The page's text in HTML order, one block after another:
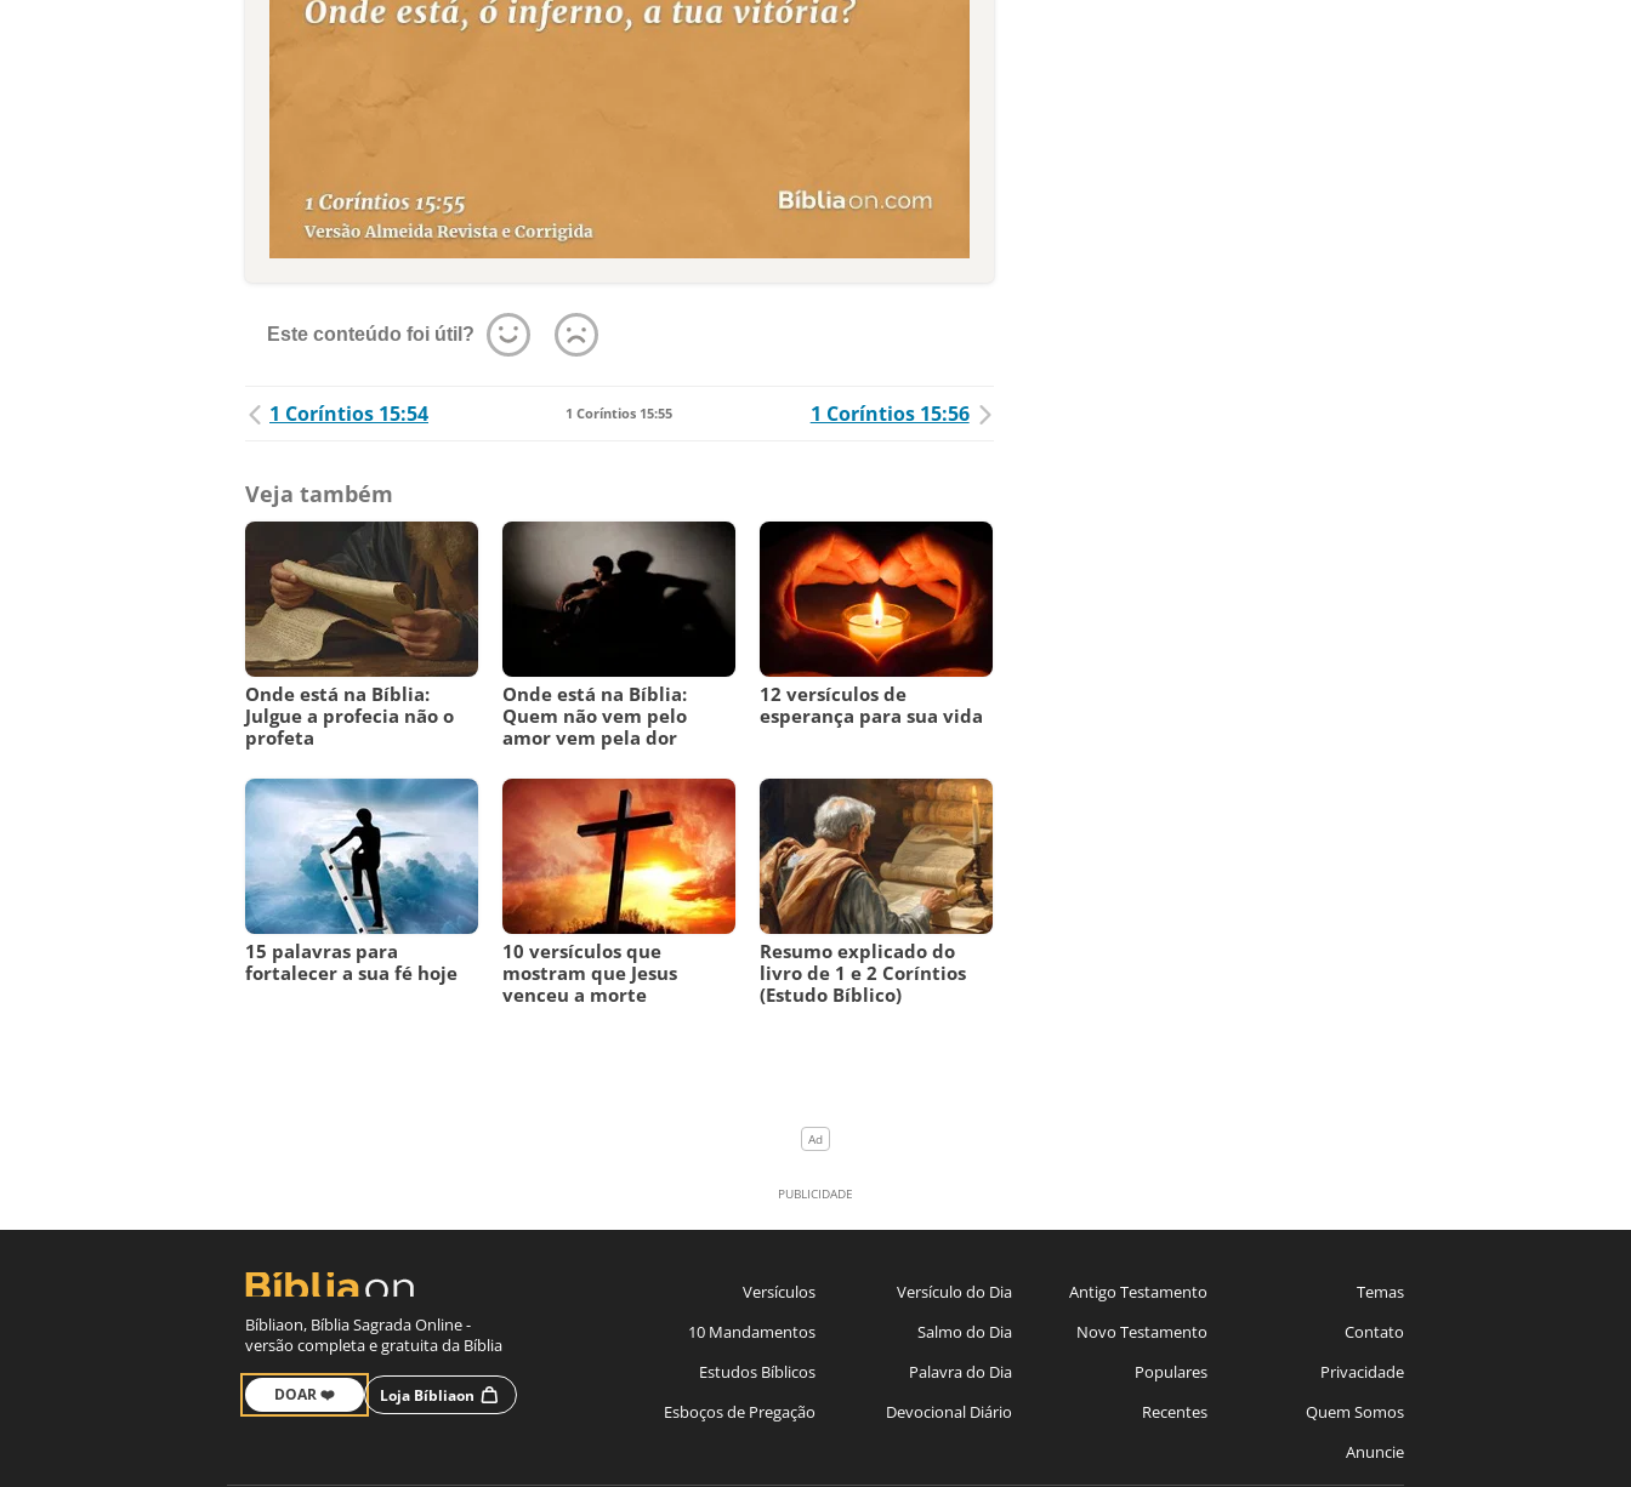
Este conteúdo foi útil?
1 Coríntios 15:54 1 Coríntios 15:55 1 Coríntios 15:56
Veja também
Onde está na Bíblia:
Julgue a profecia não o
profeta
Onde está na Bíblia:
Quem não vem pelo
amor vem pela dor
12 versículos de
esperança para sua vida
15 palavras para
fortalecer a sua fé hoje
10 versículos que
mostram que Jesus
venceu a morte
Resumo explicado do
livro de 1 e 2 Coríntios
(Estudo Bíblico)
Bíbliaon, Bíblia Sagrada Online -
versão completa e gratuita da Bíblia
DOAR ❤️ Loja Bíbliaon
Versículos
10 Mandamentos
Estudos Bíblicos
Esboços de Pregação
Versículo do Dia
Salmo do Dia
Palavra do Dia
Devocional Diário
Antigo Testamento
Novo Testamento
Populares
Recentes
Temas
Contato
Privacidade
Quem Somos
Anuncie